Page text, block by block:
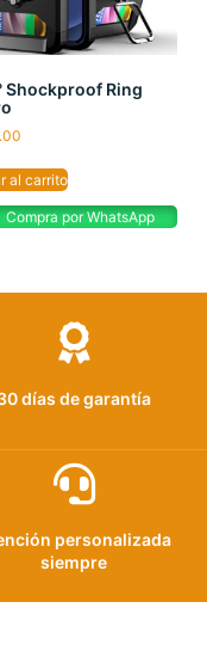
Shockproof Ring
al carrito
Compra por WhatsApp
días de garantía
personalizada
siempre